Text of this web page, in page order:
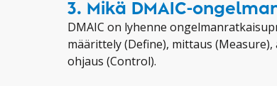
3. Mikä DMAIC-
DMAIC on lyhenne
määrittely (Define), mittaus
ohjaus (Control).